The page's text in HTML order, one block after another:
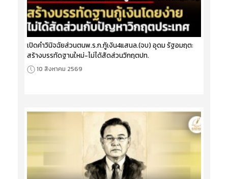
เปิดคำวินิจฉัยส่วนตนพ.ร.ก.กู้เงิน4แสนล.(จบ) อุดม รัฐอมฤต:
สร้างบรรทัดฐานใหม่-ไม่ได้สัดส่วนวิกฤตปท.
10 สิงหาคม 2569